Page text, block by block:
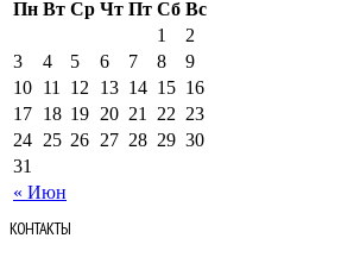
Пн Вт Ср Чт Пт Сб Вс
« Июн
1
2
3
4 5 6 7 8
9
10 11 12 13 14 15 16
17 18 19 20 21 22 23
24 25 26 27 28 29 30
31
КОНТАКТЫ